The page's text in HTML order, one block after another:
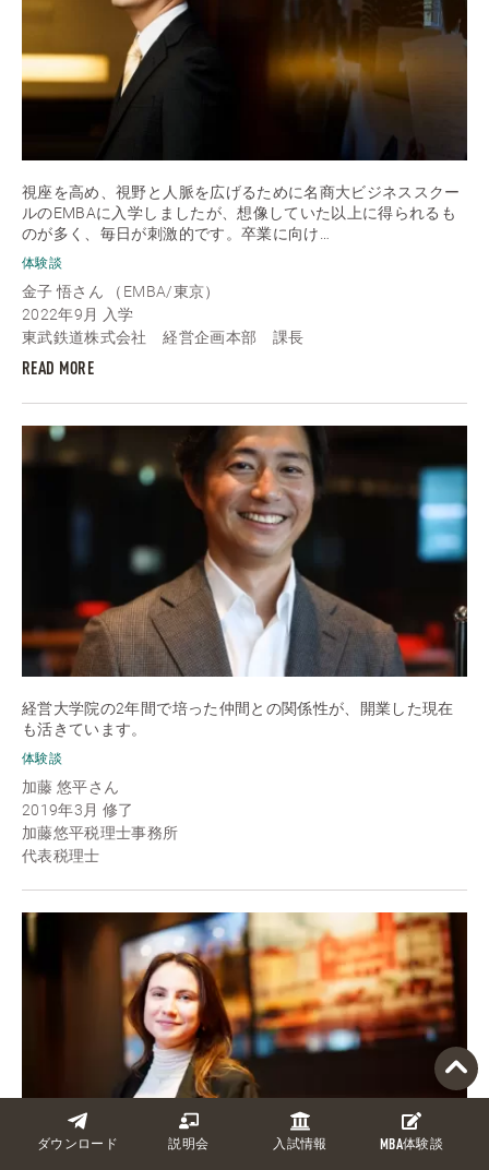
ダウンロード 説明会 入試情報 MBA体験談
視座を高め、視野と人脈を広げるために名商大ビジネススクー
ルのEMBAに入学しましたが、想像していた以上に得られるも
のが多く、毎日が刺激的です。卒業に向け…
体験談
金子 悟さん （EMBA/東京）
2022年9月 入学
東武鉄道株式会社 経営企画本部 課長
READ MORE
経営大学院の2年間で培った仲間との関係性が、開業した現在
も活きています。
体験談
加藤 悠平さん
2019年3月 修了
加藤悠平税理士事務所
代表税理士